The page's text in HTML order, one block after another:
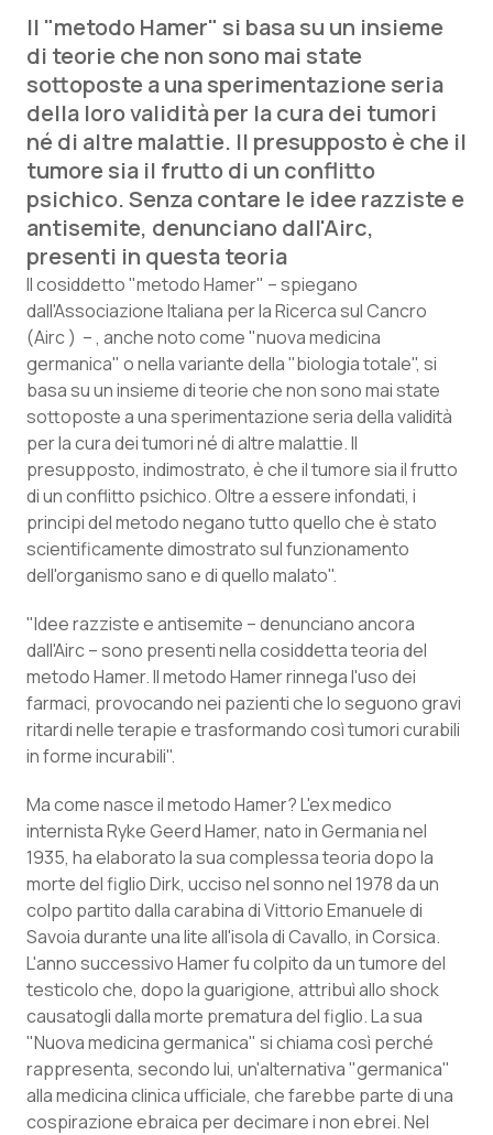
Lettere al direttore
Edizioni Regionali
QS Pro
Professionisti Sanitari.AI
Abruzzo
Basilicata
Calabria
Campania
Emilia-Romagna
Friuli Venezia Giulia
Lazio
Liguria
Lombardia
Marche
Molise
Piemonte
Provincia Autonoma di Bolzano
Provincia Autonoma di Trento
Puglia
Sardegna
QS Pro Gold
Artrite & artrosi
Asma & BPCO
Car-T
Colesterolo & coronaropatie
Dermatite Atopica
Diabete & glucometri
Disturbi dell’umore
Dolore
Donna & Salute
Epatiti
HIV
Infezioni & Febbre
Ipertensione & Scompenso
Malattie rare
Malattia di Crohn & Rettocolite Ulcerosa
QS Club Newsletter
Il "metodo Hamer" si basa su un insieme
di teorie che non sono mai state
sottoposte a una sperimentazione seria
della loro validità per la cura dei tumori
né di altre malattie. Il presupposto è che il
tumore sia il frutto di un conflitto
psichico. Senza contare le idee razziste e
antisemite, denunciano dall'Airc,
presenti in questa teoria
Il cosiddetto "metodo Hamer" – spiegano
dall'Associazione Italiana per la Ricerca sul Cancro
(Airc ) – , anche noto come "nuova medicina
germanica" o nella variante della "biologia totale", si
basa su un insieme di teorie che non sono mai state
sottoposte a una sperimentazione seria della validità
per la cura dei tumori né di altre malattie. Il
presupposto, indimostrato, è che il tumore sia il frutto
di un conflitto psichico. Oltre a essere infondati, i
principi del metodo negano tutto quello che è stato
scientificamente dimostrato sul funzionamento
dell'organismo sano e di quello malato".
"Idee razziste e antisemite – denunciano ancora
dall'Airc – sono presenti nella cosiddetta teoria del
metodo Hamer. Il metodo Hamer rinnega l'uso dei
farmaci, provocando nei pazienti che lo seguono gravi
ritardi nelle terapie e trasformando così tumori curabili
in forme incurabili".
Ma come nasce il metodo Hamer? L'ex medico
internista Ryke Geerd Hamer, nato in Germania nel
1935, ha elaborato la sua complessa teoria dopo la
morte del figlio Dirk, ucciso nel sonno nel 1978 da un
colpo partito dalla carabina di Vittorio Emanuele di
Savoia durante una lite all'isola di Cavallo, in Corsica.
L'anno successivo Hamer fu colpito da un tumore del
testicolo che, dopo la guarigione, attribuì allo shock
causatogli dalla morte prematura del figlio. La sua
"Nuova medicina germanica" si chiama così perché
rappresenta, secondo lui, un'alternativa "germanica"
alla medicina clinica ufficiale, che farebbe parte di una
cospirazione ebraica per decimare i non ebrei. Nel